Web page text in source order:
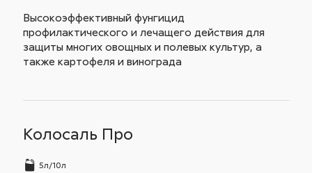
Высокоэффективный фунгицид
профилактического и лечащего действия для
защиты многих овощных и полевых культур, а
также картофеля и винограда
Колосаль Про
5л/10л